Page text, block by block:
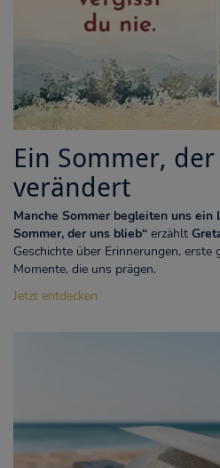
Ein Sommer,
verändert
Manche Sommer begleiten uns ein
Sommer, der uns blieb“ erzählt
Geschichte über Erinnerungen,
Momente, die uns prägen.
Jetzt entdecken